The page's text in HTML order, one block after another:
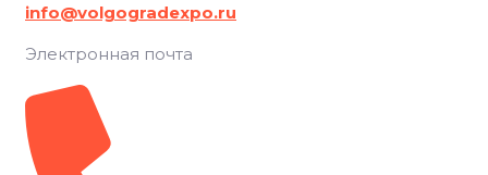
info@volgogradexpo.ru
Электронная почта